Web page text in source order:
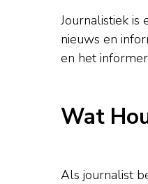
Journalistiek is
nieuws en
en het
Wat
Als journalist